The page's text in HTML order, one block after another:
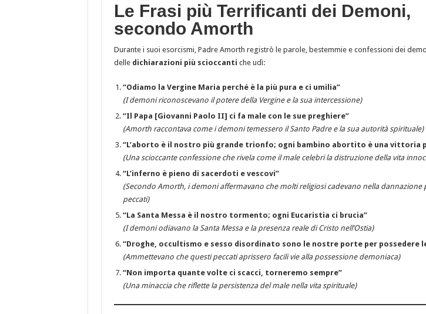
Le Frasi più Terrificanti dei Demoni,
secondo Amorth
Durante i suoi esorcismi, Padre Amorth registrò le parole, bestemmie e confessioni dei
delle dichiarazioni più scioccanti che udì:
“Odiamo la Vergine Maria perché è la più pura e ci umilia”
(I demoni riconoscevano il potere della Vergine e la sua intercessione)
“Il Papa [Giovanni Paolo II] ci fa male con le sue preghiere”
(Amorth raccontava come i demoni temessero il Santo Padre e la sua autorità spirituale)
“L’aborto è il nostro più grande trionfo; ogni bambino abortito è una vittoria
(Una scioccante confessione che rivela come il male celebri la distruzione della vita
“L’inferno è pieno di sacerdoti e vescovi”
(Secondo Amorth, i demoni affermavano che molti religiosi cadevano nella dannazione
peccati)
“La Santa Messa è il nostro tormento; ogni Eucaristia ci brucia”
(I demoni odiavano la Santa Messa e la presenza reale di Cristo nell’Ostia)
“Droghe, occultismo e sesso disordinato sono le nostre porte per possedere
(Ammettevano che questi peccati aprissero facili vie alla possessione demoniaca)
“Non importa quante volte ci scacci, torneremo sempre”
(Una minaccia che riflette la persistenza del male nella vita spirituale)